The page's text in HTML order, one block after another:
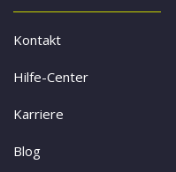
Kontakt
Hilfe-Center
Karriere
Blog